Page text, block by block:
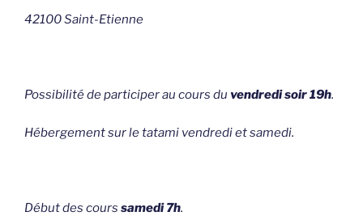
42100 Saint-Etienne
Possibilité de participer au cours du vendredi soir 19h.
Hébergement sur le tatami vendredi et samedi.
Début des cours samedi 7h.